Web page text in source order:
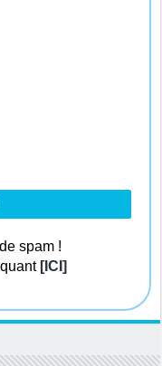
spam !
[ICI]